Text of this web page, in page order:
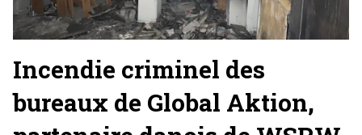
Incendie criminel des
bureaux de Global Aktion,